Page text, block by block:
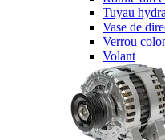
Tuyau
Vase de
Verrou
Volant